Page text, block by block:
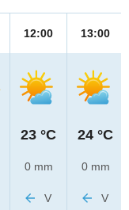
12:00
23 °C
0 mm
V
13:00
24 °C
0 mm
V